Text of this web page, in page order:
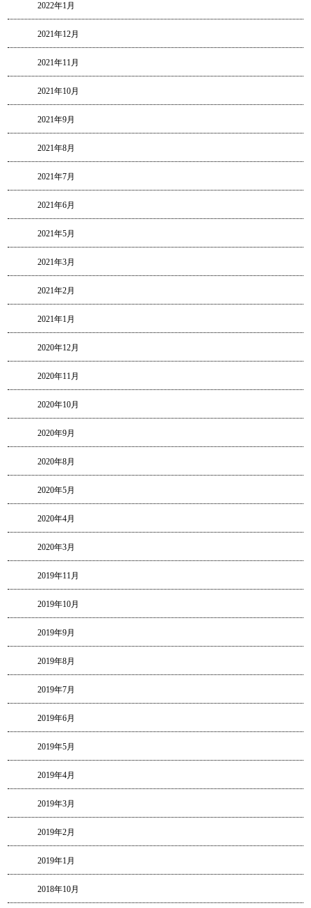
2022年1月
2021年12月
2021年11月
2021年10月
2021年9月
2021年8月
2021年7月
2021年6月
2021年5月
2021年3月
2021年2月
2021年1月
2020年12月
2020年11月
2020年10月
2020年9月
2020年8月
2020年5月
2020年4月
2020年3月
2019年11月
2019年10月
2019年9月
2019年8月
2019年7月
2019年6月
2019年5月
2019年4月
2019年3月
2019年2月
2019年1月
2018年10月